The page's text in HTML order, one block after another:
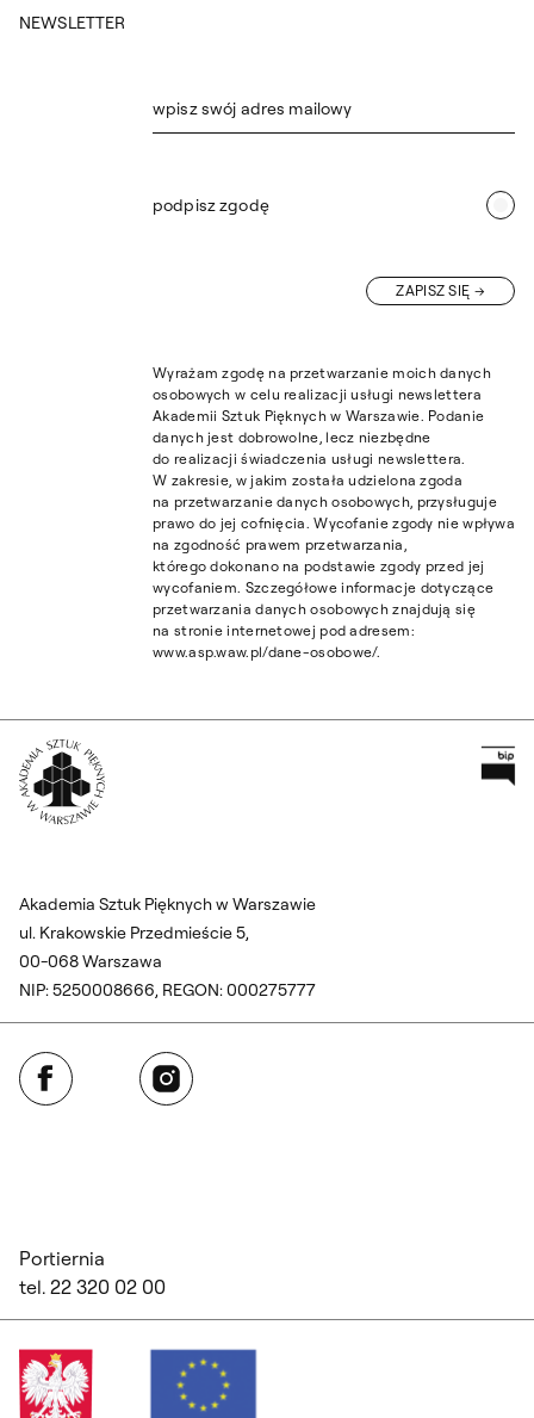
NEWSLETTER
wpisz swój adres mailowy
podpisz zgodę
ZAPISZ SIĘ
Wyrażam zgodę na przetwarzanie moich danych
osobowych w celu realizacji usługi newslettera
Akademii Sztuk Pięknych w Warszawie. Podanie
danych jest dobrowolne, lecz niezbędne
do realizacji świadczenia usługi newslettera.
W zakresie, w jakim została udzielona zgoda
na przetwarzanie danych osobowych, przysługuje
prawo do jej cofnięcia. Wycofanie zgody nie wpływa
na zgodność prawem przetwarzania,
którego dokonano na podstawie zgody przed jej
wycofaniem. Szczegółowe informacje dotyczące
przetwarzania danych osobowych znajdują się
na stronie internetowej pod adresem:
www.asp.waw.pl/dane-osobowe/.
Akademia Sztuk Pięknych w Warszawie
ul. Krakowskie Przedmieście 5,
00-068 Warszawa
NIP: 5250008666, REGON: 000275777
Facebook Instagram
Portiernia
tel. 22 320 02 00